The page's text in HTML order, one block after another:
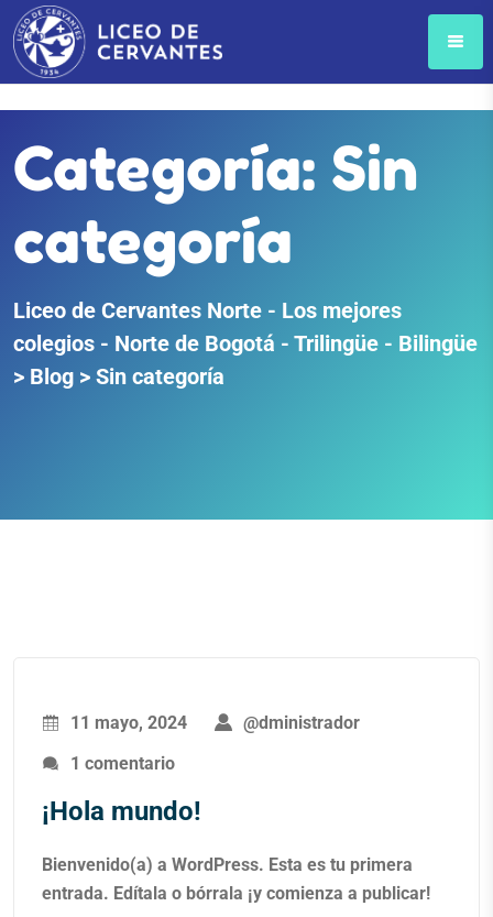
Categoría: Sin
categoría
Liceo de Cervantes Norte - Los mejores
colegios - Norte de Bogotá - Trilingüe - Bilingüe
> Blog > Sin categoría
11 mayo, 2024
@dministrador
1 comentario
¡Hola mundo!
Bienvenido(a) a WordPress. Esta es tu primera
entrada. Edítala o bórrala ¡y comienza a publicar!